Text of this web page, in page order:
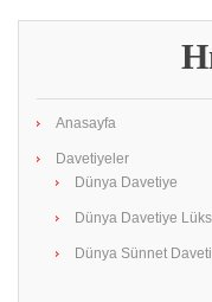
Anasayfa
Davetiyeler
Dünya Davetiye
Dünya Davetiye Lüks
Dünya Sünnet